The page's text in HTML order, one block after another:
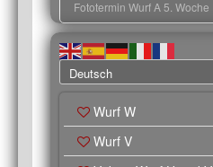
Fototermin Wurf A 5. Woche
Wurf W
Wurf V